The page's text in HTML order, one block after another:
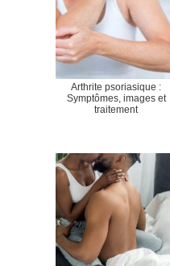
Arthrite psoriasique :
Symptômes, images et
traitement